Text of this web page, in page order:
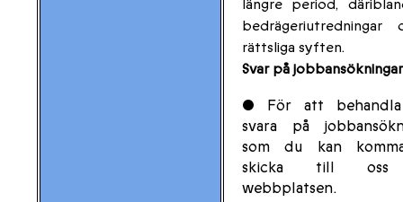
längre period,
rättsliga syften.
Svar på jobbansökningar
• För att
svara på
som du kan
skicka till oss
webbplatsen.